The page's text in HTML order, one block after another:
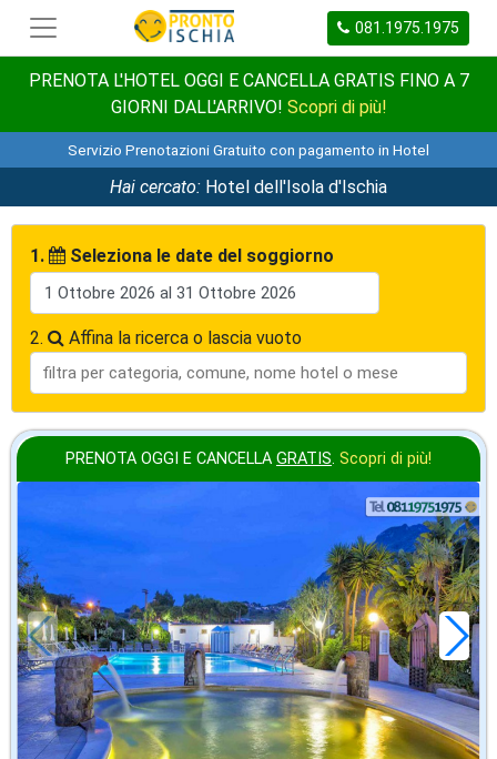
081.1975.1975
PRENOTA L'HOTEL OGGI E CANCELLA GRATIS FINO A 7
GIORNI DALL'ARRIVO! Scopri di più!
Servizio Prenotazioni Gratuito con pagamento in Hotel
Hai cercato: Hotel dell'Isola d'Ischia
1. Seleziona le date del soggiorno
2. Affina la ricerca o lascia vuoto
PRENOTA OGGI E CANCELLA GRATIS. Scopri di più!
in offerta da
€57,00
a notte